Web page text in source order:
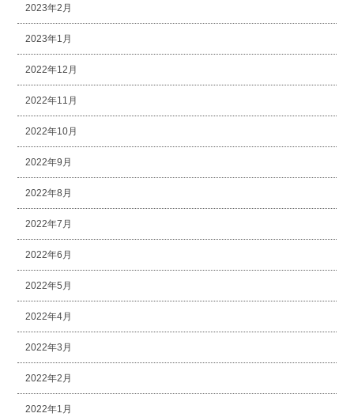
2023年2月
2023年1月
2022年12月
2022年11月
2022年10月
2022年9月
2022年8月
2022年7月
2022年6月
2022年5月
2022年4月
2022年3月
2022年2月
2022年1月